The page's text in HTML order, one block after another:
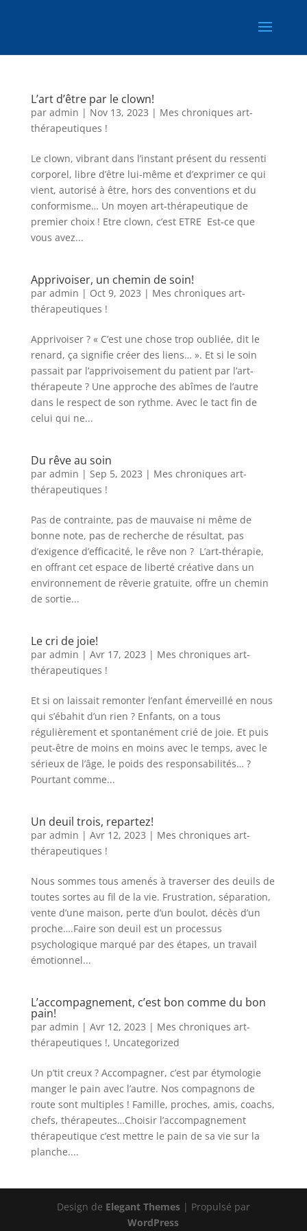
L’art d’être par le clown!
par admin | Nov 13, 2023 | Mes chroniques art-
thérapeutiques !
Le clown, vibrant dans l’instant présent du ressenti
corporel, libre d’être lui-même et d’exprimer ce qui
vient, autorisé à être, hors des conventions et du
conformisme… Un moyen art-thérapeutique de
premier choix ! Etre clown, c’est ETRE Est-ce que
vous avez...
Apprivoiser, un chemin de soin!
par admin | Oct 9, 2023 | Mes chroniques art-
thérapeutiques !
Apprivoiser ? « C’est une chose trop oubliée, dit le
renard, ça signifie créer des liens… ». Et si le soin
passait par l’apprivoisement du patient par l’art-
thérapeute ? Une approche des abîmes de l’autre
dans le respect de son rythme. Avec le tact fin de
celui qui ne...
Du rêve au soin
par admin | Sep 5, 2023 | Mes chroniques art-
thérapeutiques !
Pas de contrainte, pas de mauvaise ni même de
bonne note, pas de recherche de résultat, pas
d’exigence d’efficacité, le rêve non ? L’art-thérapie,
en offrant cet espace de liberté créative dans un
environnement de rêverie gratuite, offre un chemin
de sortie...
Le cri de joie!
par admin | Avr 17, 2023 | Mes chroniques art-
thérapeutiques !
Et si on laissait remonter l’enfant émerveillé en nous
qui s’ébahit d’un rien ? Enfants, on a tous
régulièrement et spontanément crié de joie. Et puis
peut-être de moins en moins avec le temps, avec le
sérieux de l’âge, le poids des responsabilités… ?
Pourtant comme...
Un deuil trois, repartez!
par admin | Avr 12, 2023 | Mes chroniques art-
thérapeutiques !
Nous sommes tous amenés à traverser des deuils de
toutes sortes au fil de la vie. Frustration, séparation,
vente d’une maison, perte d’un boulot, décès d’un
proche….Faire son deuil est un processus
psychologique marqué par des étapes, un travail
émotionnel...
L’accompagnement, c’est bon comme du bon
pain!
par admin | Avr 12, 2023 | Mes chroniques art-
thérapeutiques !, Uncategorized
Un p’tit creux ? Accompagner, c’est par étymologie
manger le pain avec l’autre. Nos compagnons de
route sont multiples ! Famille, proches, amis, coachs,
chefs, thérapeutes…Choisir l’accompagnement
thérapeutique c’est mettre le pain de sa vie sur la
planche....
Design de Elegant Themes| Propulsé par
WordPress